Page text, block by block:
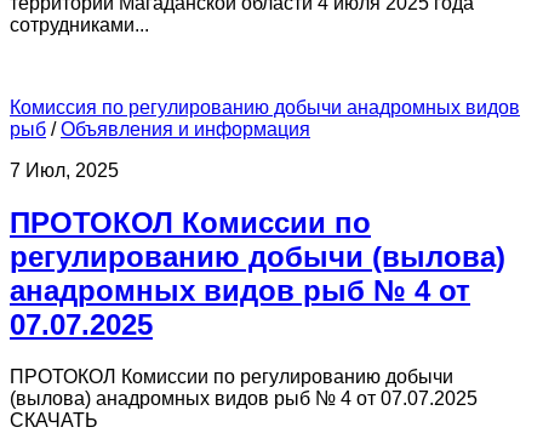
сотрудниками...
Комиссия по регулированию добычи анадромных видов
рыб /Объявления и информация
7 Июл, 2025
ПРОТОКОЛ Комиссии по
регулированию добычи (вылова)
анадромных видов рыб № 4 от
07.07.2025
ПРОТОКОЛ Комиссии по регулированию добычи
(вылова) анадромных видов рыб № 4 от 07.07.2025
СКАЧАТЬ